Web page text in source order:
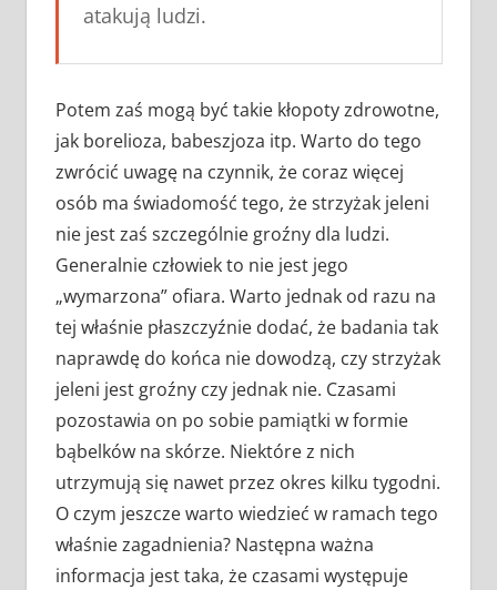
atakują ludzi.
Potem zaś mogą być takie kłopoty zdrowotne,
jak borelioza, babeszjoza itp. Warto do tego
zwrócić uwagę na czynnik, że coraz więcej
osób ma świadomość tego, że strzyżak jeleni
nie jest zaś szczególnie groźny dla ludzi.
Generalnie człowiek to nie jest jego
„wymarzona” ofiara. Warto jednak od razu na
tej właśnie płaszczyźnie dodać, że badania tak
naprawdę do końca nie dowodzą, czy strzyżak
jeleni jest groźny czy jednak nie. Czasami
pozostawia on po sobie pamiątki w formie
bąbelków na skórze. Niektóre z nich
utrzymują się nawet przez okres kilku tygodni.
O czym jeszcze warto wiedzieć w ramach tego
właśnie zagadnienia? Następna ważna
informacja jest taka, że czasami występuje